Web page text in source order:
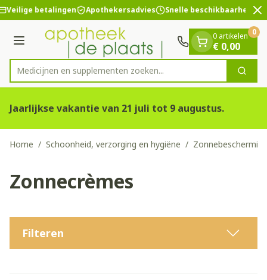
Ga naar de inhoud
2 van 2
Veilige betalingen Apothekersadvies Snelle beschikbaarheid
Menu
Product, merk, categorie...
Medicijnen en supplementen zoeken.. Zoek
0 artikelen
€ 0,00
0
Jaarlijkse vakantie van 21 juli tot 9 augustus.
Home / Schoonheid, verzorging en hygiëne / Zonnebescherming
Zonnecrèmes
Filteren